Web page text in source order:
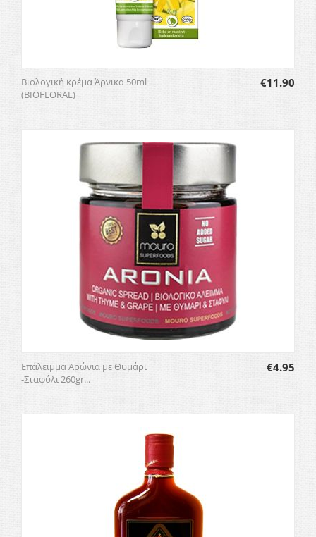
Βιολογική κρέμα Άρνικα 50ml
(BIOFLORAL)
€11.90
Επάλειμμα Αρώνια με Θυμάρι
-Σταφύλι 260gr...
€4.95